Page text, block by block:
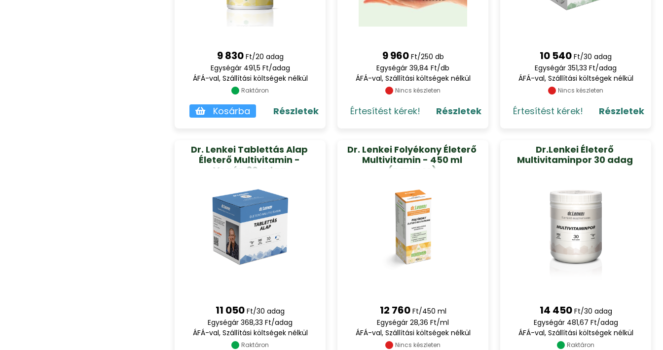
9 830 Ft/20 adag
Egységár 491,5 Ft/adag
ÁFÁ-val, Szállítási költségek nélkül
Raktáron
Kosárba Részletek
9 960 Ft/250 db
Egységár 39,84 Ft/db
ÁFÁ-val, Szállítási költségek nélkül
Nincs készleten
Értesítést kérek! Részletek
10 540 Ft/30 adag
Egységár 351,33 Ft/adag
ÁFÁ-val, Szállítási költségek nélkül
Nincs készleten
Értesítést kérek! Részletek
Dr. Lenkei Tablettás Alap
Életerő Multivitamin -
Vegán,30 adag
11 050 Ft/30 adag
Egységár 368,33 Ft/adag
ÁFÁ-val, Szállítási költségek nélkül
Raktáron
Dr. Lenkei Folyékony Életerő
Multivitamin - 450 ml
(narancs)
12 760 Ft/450 ml
Egységár 28,36 Ft/ml
ÁFÁ-val, Szállítási költségek nélkül
Nincs készleten
Dr.Lenkei Életerő
Multivitaminpor 30 adag
14 450 Ft/30 adag
Egységár 481,67 Ft/adag
ÁFÁ-val, Szállítási költségek nélkül
Raktáron